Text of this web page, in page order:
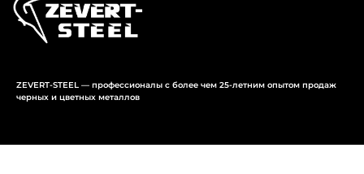
ZEVERT-STEEL — профессионалы с более чем 25-летним опытом продаж
черных и цветных металлов